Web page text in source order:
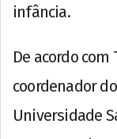
infância.
De acordo
coordenador
Universidade